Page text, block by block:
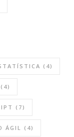
(4)
(4)
(7)
ÁGIL (4)